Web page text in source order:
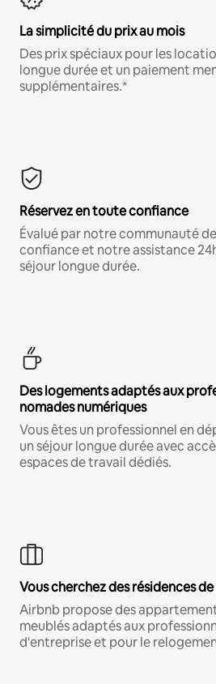
La simplicité du prix au mois
Des prix spéciaux pour les
longue durée et un paiement
supplémentaires.*
Réservez en toute confiance
Évalué par notre communauté
confiance et notre assistance
séjour longue durée.
Des logements adaptés aux
nomades numériques
Vous êtes un professionnel en
un séjour longue durée avec
espaces de travail dédiés.
Vous cherchez des résidences
Airbnb propose des
meublés adaptés aux
d'entreprise et pour le